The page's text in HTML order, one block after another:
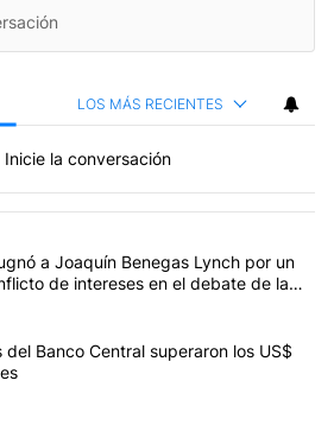
LOS MÁS RECIENTES
Inicie la conversación
artículos con más comentarios en los
con el título "Di Tullio impugnó a
a Joaquín Benegas Lynch por un
de intereses en el debate de la
con el título "Las reservas del Banco
del Banco Central superaron los US$